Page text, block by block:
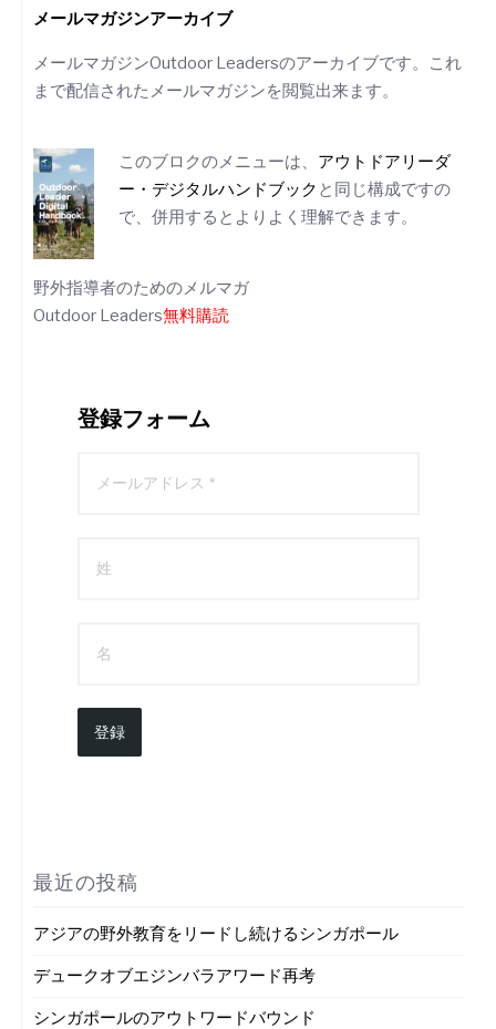
ビ
ゲ
ー
ョ
ン
メールマガジンアーカイブ
メールマガジンOutdoor Leadersのアーカイブです。これ
まで配信されたメールマガジンを閲覧出来ます。
このブロクのメニューは、 アウトドアリーダ
ー・デジタルハンドブック と同じ構成ですの
で、併用するとよりよく理解できます。
野外指導者のためのメルマガ
Outdoor Leaders無料購読
登録フォーム
登録
最近の投稿
アジアの野外教育をリードし続けるシンガポール
デュークオブエジンバラアワード再考
シンガポールのアウトワードバウンド